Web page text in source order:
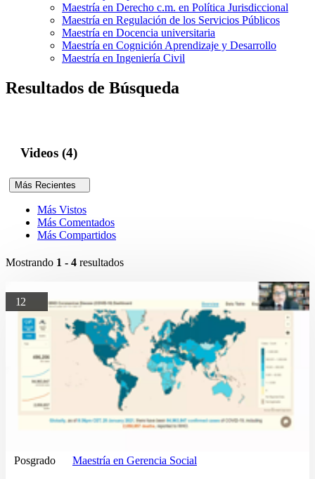
Maestría en Derecho c.m. en Política Jurisdiccional
Maestría en Regulación de los Servicios Públicos
Maestría en Docencia universitaria
Maestría en Cognición Aprendizaje y Desarrollo
Maestría en Ingeniería Civil
Resultados de Búsqueda
Videos (4)
Más Recientes
Más Vistos
Más Comentados
Más Compartidos
Mostrando 1 - 4 resultados
12
Posgrado Maestría en Gerencia Social